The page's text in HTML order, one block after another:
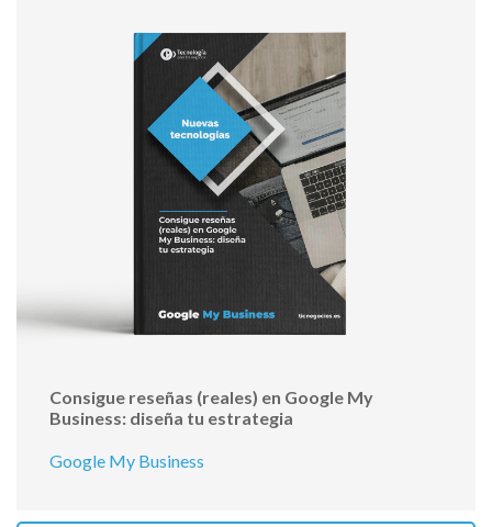
Consigue reseñas (reales) en Google My
Business: diseña tu estrategia
Google My Business